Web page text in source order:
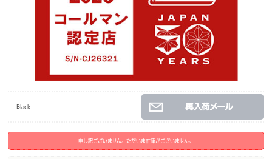
Black
申し訳ございません。ただいま在庫がございません。